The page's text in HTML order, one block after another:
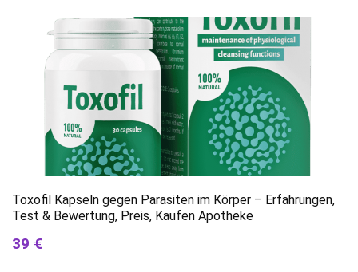
Toxofil Kapseln gegen Parasiten im Körper – Erfahrungen,
Test & Bewertung, Preis, Kaufen Apotheke
39 €